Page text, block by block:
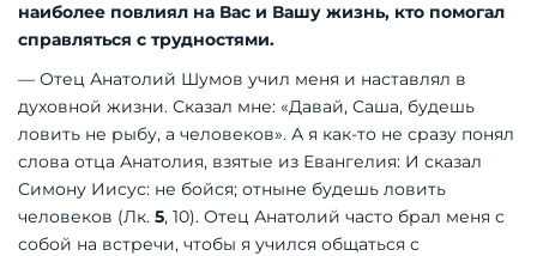
наиболее повлиял на Вас и Вашу жизнь, кто помогал
справляться с трудностями.
— Отец Анатолий Шумов учил меня и наставлял в
духовной жизни. Сказал мне: «Давай, Саша, будешь
ловить не рыбу, а человеков». А я как-то не сразу понял
слова отца Анатолия, взятые из Евангелия: И сказал
Симону Иисус: не бойся; отныне будешь ловить
человеков (Лк. 5, 10). Отец Анатолий часто брал меня с
собой на встречи, чтобы я учился общаться с